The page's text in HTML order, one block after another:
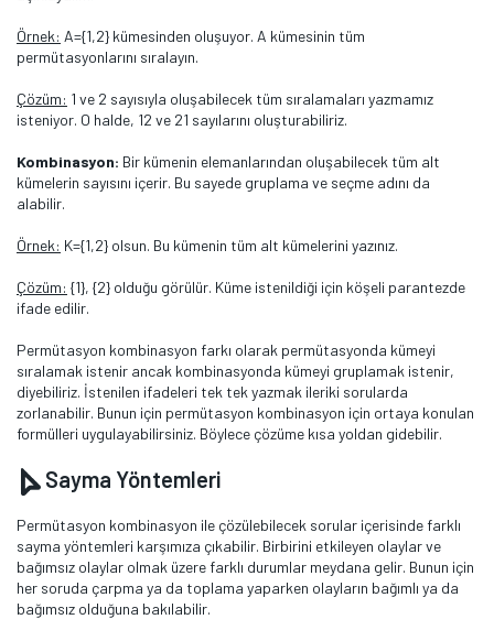
Örnek: A={1,2} kümesinden oluşuyor. A kümesinin tüm
permütasyonlarını sıralayın.
Çözüm: 1 ve 2 sayısıyla oluşabilecek tüm sıralamaları yazmamız
isteniyor. O halde, 12 ve 21 sayılarını oluşturabiliriz.
Kombinasyon: Bir kümenin elemanlarından oluşabilecek tüm alt
kümelerin sayısını içerir. Bu sayede gruplama ve seçme adını da
alabilir.
Örnek: K={1,2} olsun. Bu kümenin tüm alt kümelerini yazınız.
Çözüm: {1}, {2} olduğu görülür. Küme istenildiği için köşeli parantezde
ifade edilir.
Permütasyon kombinasyon farkı olarak permütasyonda kümeyi
sıralamak istenir ancak kombinasyonda kümeyi gruplamak istenir,
diyebiliriz. İstenilen ifadeleri tek tek yazmak ileriki sorularda
zorlanabilir. Bunun için permütasyon kombinasyon için ortaya konulan
formülleri uygulayabilirsiniz. Böylece çözüme kısa yoldan gidebilir.
Sayma Yöntemleri
Permütasyon kombinasyon ile çözülebilecek sorular içerisinde farklı
sayma yöntemleri karşımıza çıkabilir. Birbirini etkileyen olaylar ve
bağımsız olaylar olmak üzere farklı durumlar meydana gelir. Bunun için
her soruda çarpma ya da toplama yaparken olayların bağımlı ya da
bağımsız olduğuna bakılabilir.